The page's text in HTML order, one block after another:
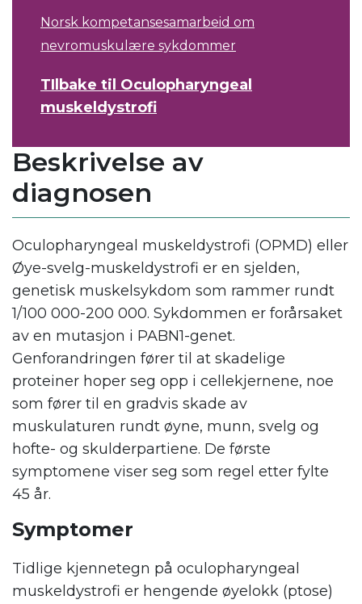
Norsk kompetansesamarbeid om
nevromuskulære sykdommer
TIlbake til Oculopharyngeal
muskeldystrofi
Beskrivelse av
diagnosen
Oculopharyngeal muskeldystrofi (OPMD) eller
Øye-svelg-muskeldystrofi er en sjelden,
genetisk muskelsykdom som rammer rundt
1/100 000-200 000. Sykdommen er forårsaket
av en mutasjon i PABN1-genet.
Genforandringen fører til at skadelige
proteiner hoper seg opp i cellekjernene, noe
som fører til en gradvis skade av
muskulaturen rundt øyne, munn, svelg og
hofte- og skulderpartiene. De første
symptomene viser seg som regel etter fylte
45 år.
Symptomer
Tidlige kjennetegn på oculopharyngeal
muskeldystrofi er hengende øyelokk (ptose)